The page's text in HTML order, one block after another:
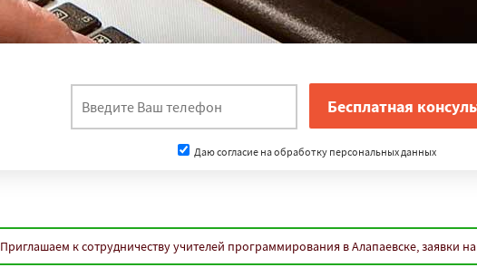
Даю согласие на обработку персональных данных
Приглашаем к сотрудничеству учителей программирования в Алапаевске, заявки